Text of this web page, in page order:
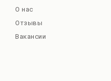
О нас
Отзывы
Вакансии